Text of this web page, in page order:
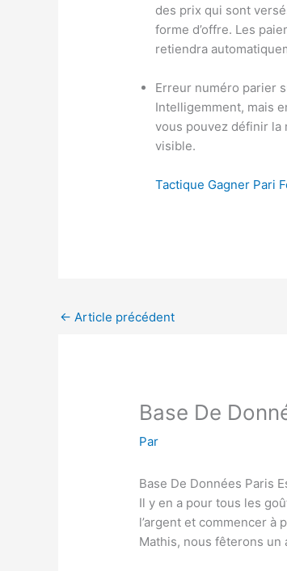
des prix qui sont
forme d’offre. Les
retiendra
Erreur numéro parier
Intelligemment, mais
vous pouvez définir la
visible.
Tactique Gagner Pari
← Article précédent
Base De
Par
Base De Données Paris
Il y en a pour tous les
l’argent et commencer à
Mathis, nous fêterons un